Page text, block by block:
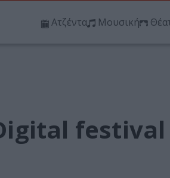
Ατζέντα Μουσική
festival